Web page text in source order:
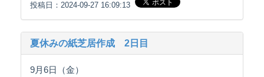
投稿日：2024-09-27 16:09:13
夏休みの紙芝居作成 2日目
9月6日（金）